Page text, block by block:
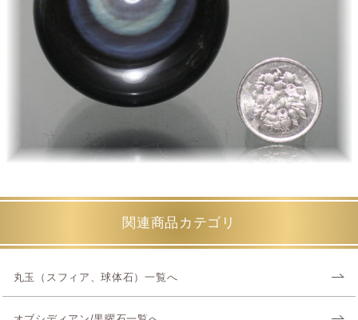
関連商品カテゴリ
丸玉（スフィア、球体石）一覧へ